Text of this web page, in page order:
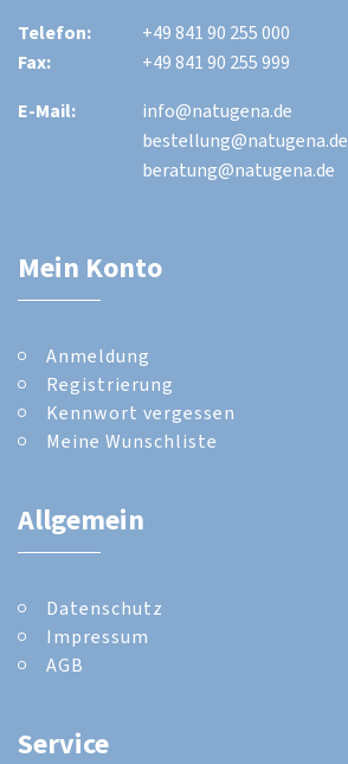
Telefon:
Fax:
+49 841 90 255 000
+49 841 90 255 999
E-Mail:
info@natugena.de
bestellung@natugena.de
beratung@natugena.de
Mein Konto
Anmeldung
Registrierung
Kennwort vergessen
Meine Wunschliste
Allgemein
Datenschutz
Impressum
AGB
Service